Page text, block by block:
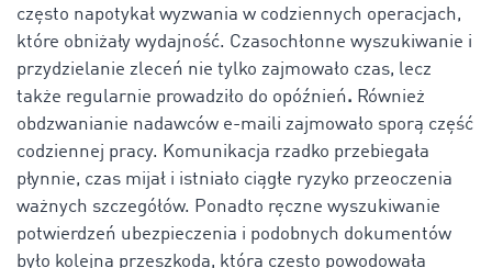
często napotykał wyzwania w codziennych operacjach,
które obniżały wydajność. Czasochłonne wyszukiwanie i
przydzielanie zleceń nie tylko zajmowało czas, lecz
także regularnie prowadziło do opóźnień. Również
obdzwanianie nadawców e-maili zajmowało sporą część
codziennej pracy. Komunikacja rzadko przebiegała
płynnie, czas mijał i istniało ciągłe ryzyko przeoczenia
ważnych szczegółów. Ponadto ręczne wyszukiwanie
potwierdzeń ubezpieczenia i podobnych dokumentów
było kolejną przeszkodą, która często powodowała